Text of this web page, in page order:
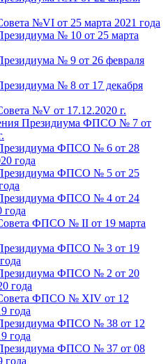
№VI от 25 марта 2021 года
№ 10 от 25 марта
№ 9 от 26 февраля
№ 8 от 17 декабря
№V от 17.12.2020 г.
Президиума ФПСО № 7 от
ФПСО № 6 от 28
года
ФПСО № 5 от 25
ФПСО № 4 от 24
года
ФПСО № II от 19 марта
ФПСО № 3 от 19
ФПСО № 2 от 20
года
Совета ФПСО № XIV от 12
года
ФПСО № 38 от 12
года
ФПСО № 37 от 08
года